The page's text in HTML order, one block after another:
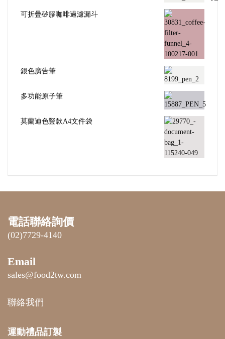
可折疊矽膠咖啡過濾漏斗
銀色廣告筆
多功能原子筆
莫蘭迪色豎款A4文件袋
電話聯絡詢價
(02)7729-4140
Email
sales@food2tw.com
聯絡我們
運動禮品訂製